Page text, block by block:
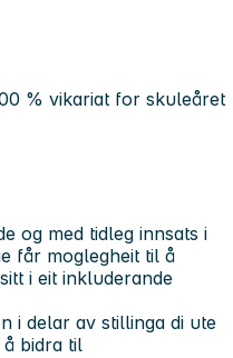
% vikariat for skuleåret
og med tidleg innsats i
får moglegheit til å
i eit inkluderande
i delar av stillinga di ute
bidra til